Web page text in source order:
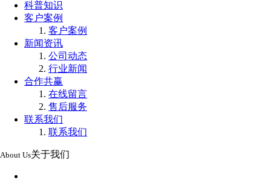
科普知识
客户案例
客户案例
新闻资讯
公司动态
行业新闻
合作共赢
在线留言
售后服务
联系我们
联系我们
About Us关于我们